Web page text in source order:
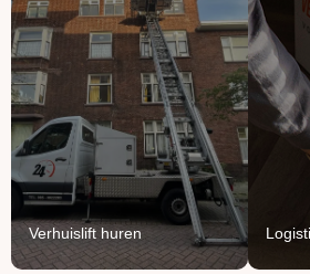
Verhuislift huren
Verhuislift
huren
Breng je verhuizing naar
grote hoogte met onze
verhuisliften.
Lees Meer
We
aan